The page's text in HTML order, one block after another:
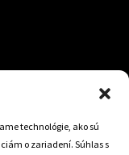
technológie, ako sú
o zariadení. Súhlas s